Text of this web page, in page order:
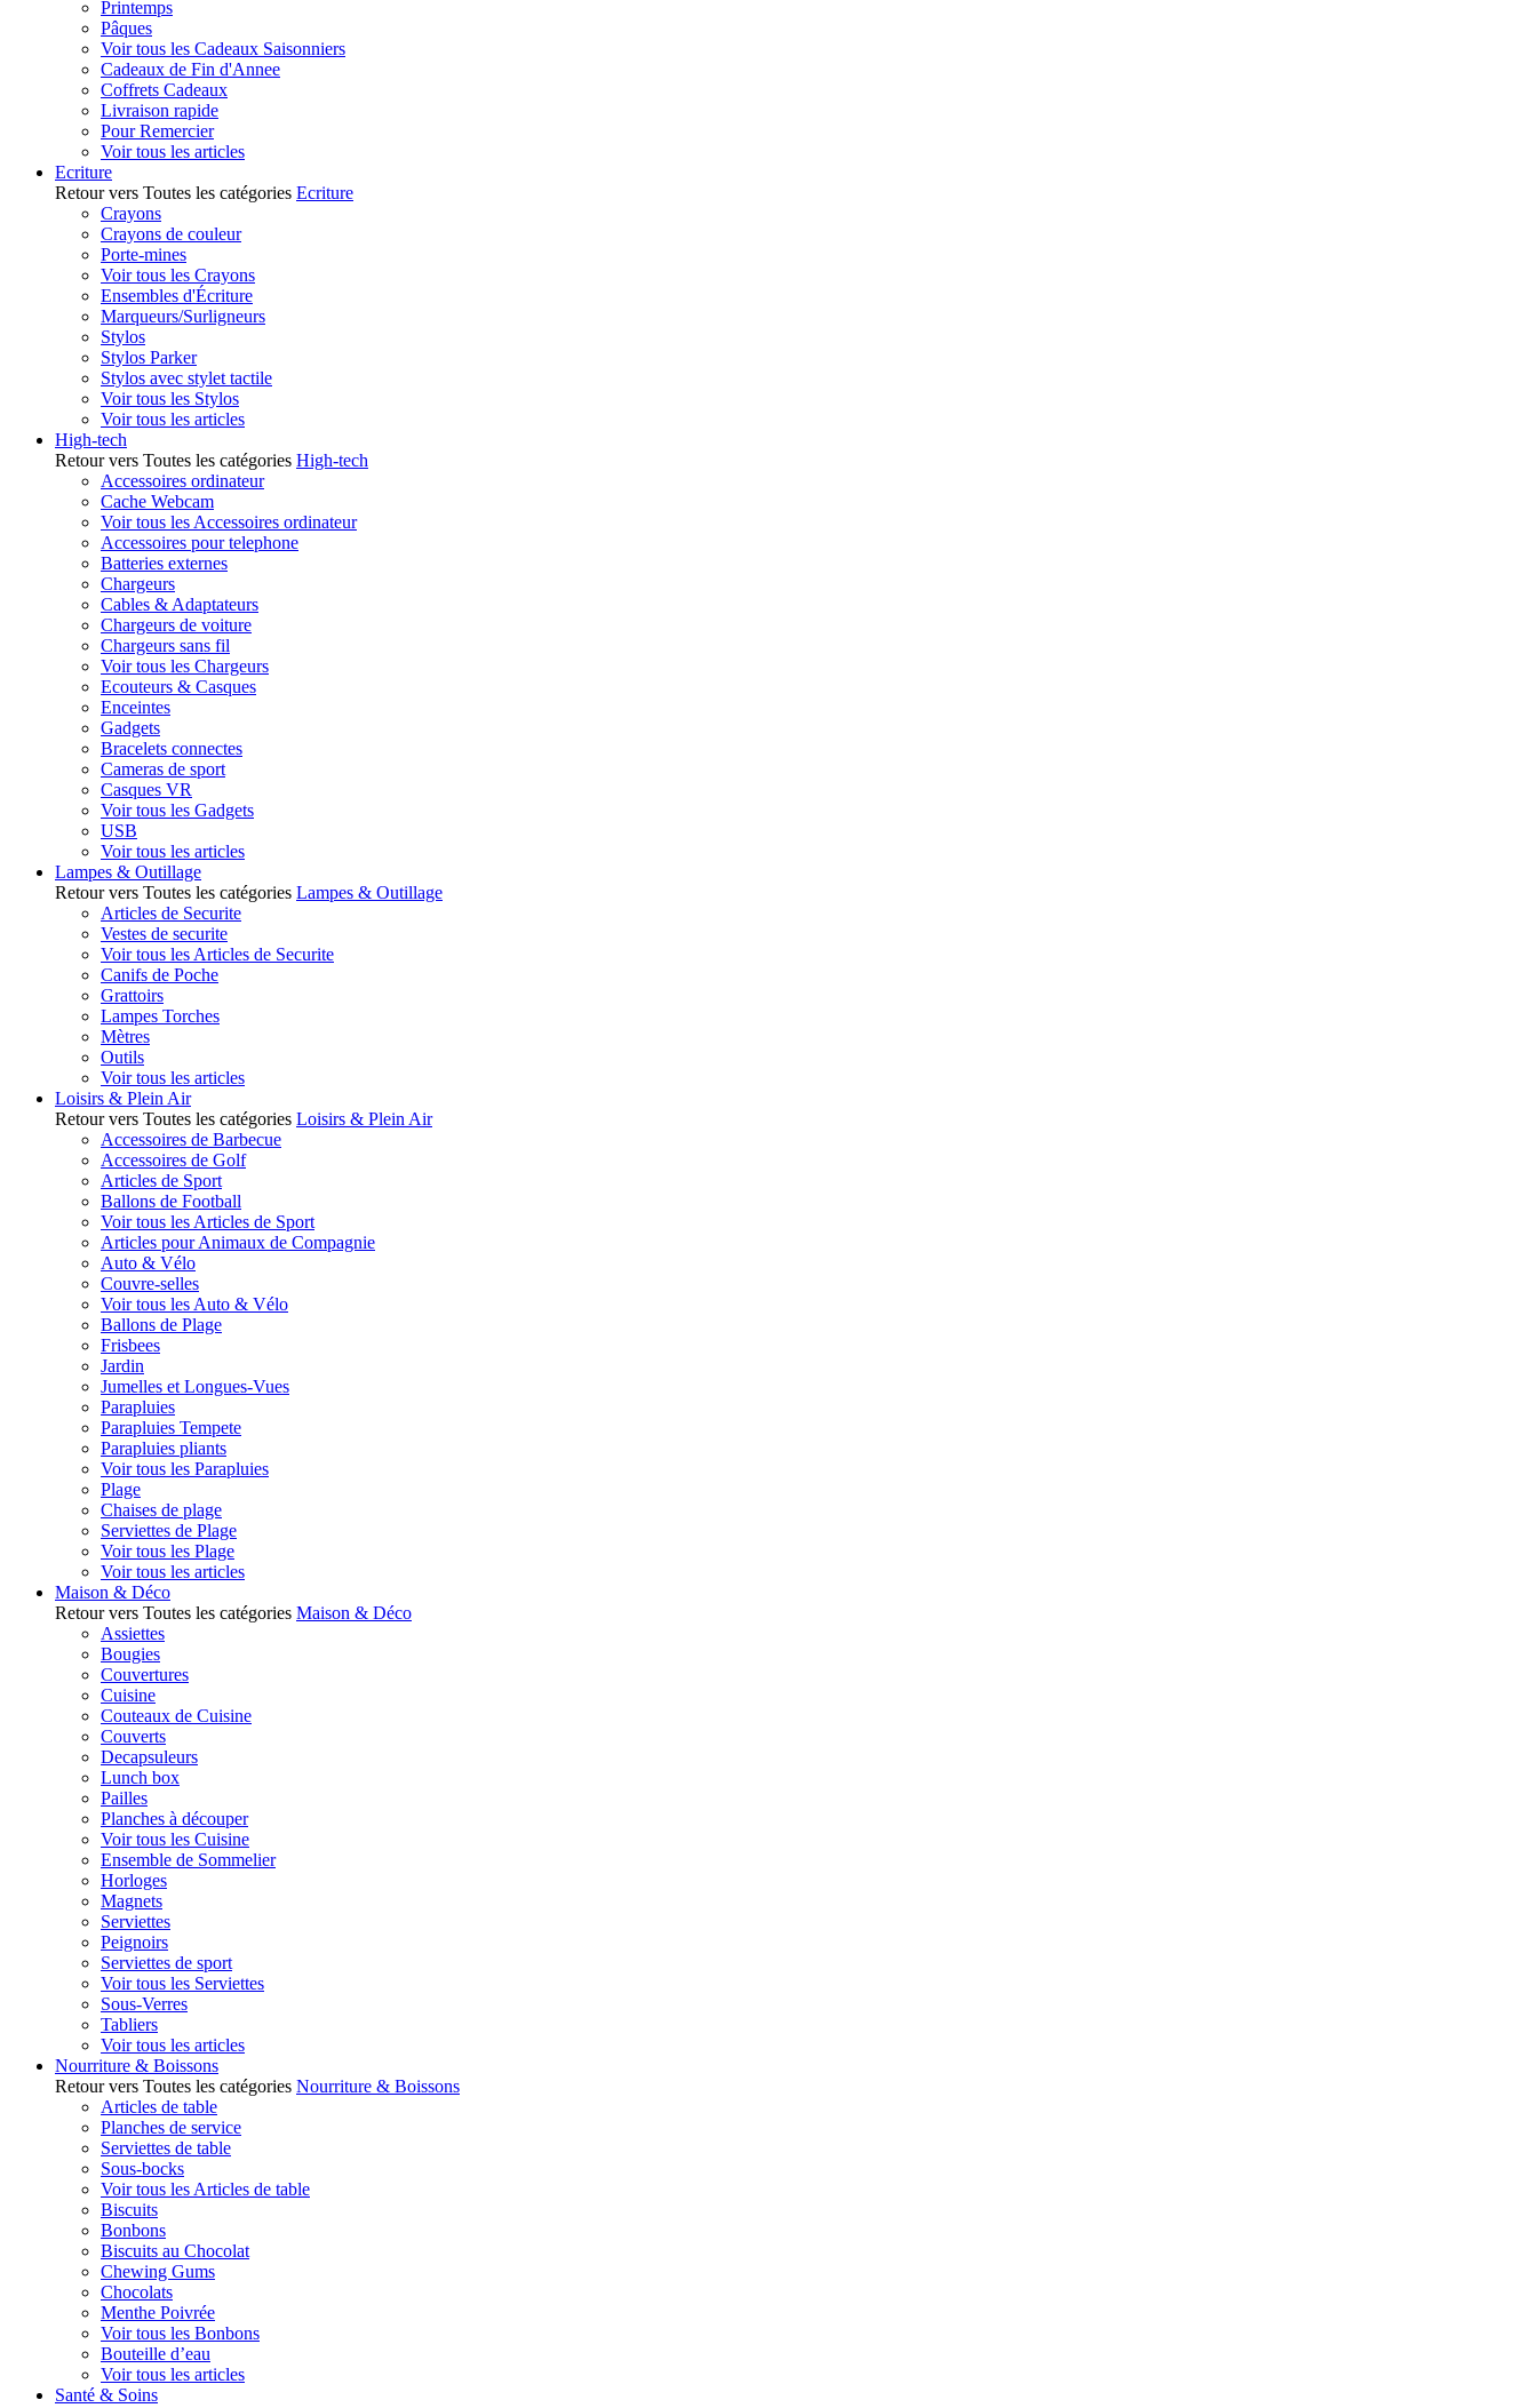
Printemps
Pâques
Voir tous les Cadeaux Saisonniers
Cadeaux de Fin d'Annee
Coffrets Cadeaux
Livraison rapide
Pour Remercier
Voir tous les articles
Ecriture
Retour vers Toutes les catégories Ecriture
Crayons
Crayons de couleur
Porte-mines
Voir tous les Crayons
Ensembles d'Écriture
Marqueurs/Surligneurs
Stylos
Stylos Parker
Stylos avec stylet tactile
Voir tous les Stylos
Voir tous les articles
High-tech
Retour vers Toutes les catégories High-tech
Accessoires ordinateur
Cache Webcam
Voir tous les Accessoires ordinateur
Accessoires pour telephone
Batteries externes
Chargeurs
Cables & Adaptateurs
Chargeurs de voiture
Chargeurs sans fil
Voir tous les Chargeurs
Ecouteurs & Casques
Enceintes
Gadgets
Bracelets connectes
Cameras de sport
Casques VR
Voir tous les Gadgets
USB
Voir tous les articles
Lampes & Outillage
Retour vers Toutes les catégories Lampes & Outillage
Articles de Securite
Vestes de securite
Voir tous les Articles de Securite
Canifs de Poche
Grattoirs
Lampes Torches
Mètres
Outils
Voir tous les articles
Loisirs & Plein Air
Retour vers Toutes les catégories Loisirs & Plein Air
Accessoires de Barbecue
Accessoires de Golf
Articles de Sport
Ballons de Football
Voir tous les Articles de Sport
Articles pour Animaux de Compagnie
Auto & Vélo
Couvre-selles
Voir tous les Auto & Vélo
Ballons de Plage
Frisbees
Jardin
Jumelles et Longues-Vues
Parapluies
Parapluies Tempete
Parapluies pliants
Voir tous les Parapluies
Plage
Chaises de plage
Serviettes de Plage
Voir tous les Plage
Voir tous les articles
Maison & Déco
Retour vers Toutes les catégories Maison & Déco
Assiettes
Bougies
Couvertures
Cuisine
Couteaux de Cuisine
Couverts
Decapsuleurs
Lunch box
Pailles
Planches à découper
Voir tous les Cuisine
Ensemble de Sommelier
Horloges
Magnets
Serviettes
Peignoirs
Serviettes de sport
Voir tous les Serviettes
Sous-Verres
Tabliers
Voir tous les articles
Nourriture & Boissons
Retour vers Toutes les catégories Nourriture & Boissons
Articles de table
Planches de service
Serviettes de table
Sous-bocks
Voir tous les Articles de table
Biscuits
Bonbons
Biscuits au Chocolat
Chewing Gums
Chocolats
Menthe Poivrée
Voir tous les Bonbons
Bouteille d’eau
Voir tous les articles
Santé & Soins